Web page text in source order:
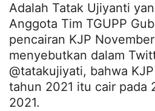
Adalah Tatak Ujiyanti
Anggota Tim TGUPP
pencairan KJP
menyebutkan dalam
@tatakujiyati, bahwa
tahun 2021 itu cair pada
2021.